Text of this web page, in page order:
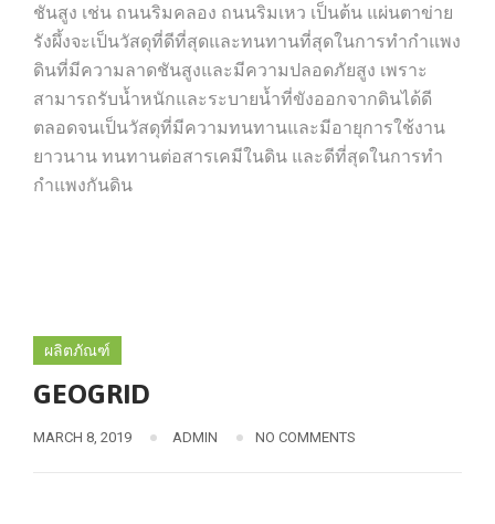
ชันสูง เช่น ถนนริมคลอง ถนนริมเหว เป็นต้น แผ่นตาข่าย
รังผึ้งจะเป็นวัสดุที่ดีที่สุดและทนทานที่สุดในการทำกำแพง
ดินที่มีความลาดชันสูงและมีความปลอดภัยสูง เพราะ
สามารถรับน้ำหนักและระบายน้ำที่ขังออกจากดินได้ดี
ตลอดจนเป็นวัสดุที่มีความทนทานและมีอายุการใช้งาน
ยาวนาน ทนทานต่อสารเคมีในดิน และดีที่สุดในการทำ
กำแพงกันดิน
ผลิตภัณฑ์
GEOGRID
MARCH 8, 2019 ADMIN NO COMMENTS